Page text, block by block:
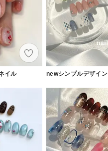
イル newシンプルデザイン